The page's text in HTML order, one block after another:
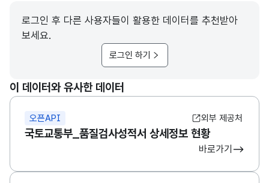
로그인 후 다른 사용자들이 활용한 데이터를 추천받아
보세요.
로그인 하기
이 데이터와 유사한 데이터
오픈API 외부 제공처
국토교통부_품질검사성적서 상세정보 현황
바로가기